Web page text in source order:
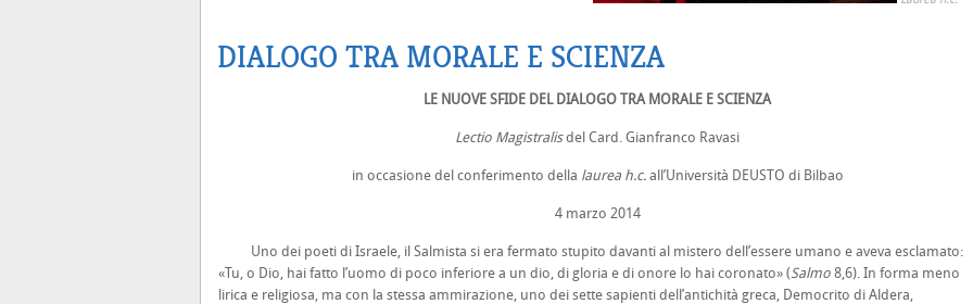
DIALOGO TRA MORALE E SCIENZA
LE NUOVE SFIDE DEL DIALOGO TRA MORALE E SCIENZA
Lectio Magistralisdel Card. Gianfranco Ravasi
in occasione del conferimento della laurea h.c.all’Università DEUSTO di Bilbao
4 marzo 2014
Uno dei poeti di Israele, il Salmista si era fermato stupito davanti al mistero dell’essere umano e aveva esclamato:
«Tu, o Dio, hai fatto l’uomo di poco inferiore a un dio, di gloria e di onore lo hai coronato» (Salmo 8,6). In forma meno
lirica e religiosa, ma con la stessa ammirazione, uno dei sette sapienti dell’antichità greca, Democrito di Aldera,